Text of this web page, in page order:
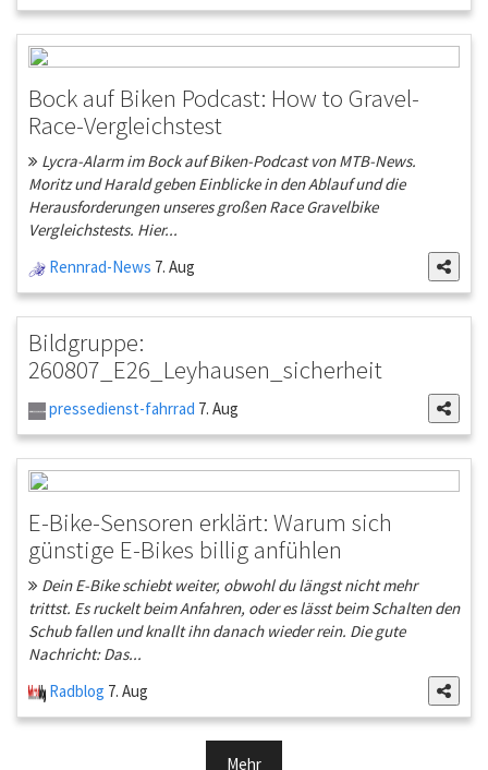
Bock auf Biken Podcast: How to Gravel-
Race-Vergleichstest
Lycra-Alarm im Bock auf Biken-Podcast von MTB-News.
Moritz und Harald geben Einblicke in den Ablauf und die
Herausforderungen unseres großen Race Gravelbike
Vergleichstests. Hier...
Rennrad-News 7. Aug
Bildgruppe:
260807_E26_Leyhausen_sicherheit
pressedienst-fahrrad 7. Aug
E-Bike-Sensoren erklärt: Warum sich
günstige E-Bikes billig anfühlen
Dein E-Bike schiebt weiter, obwohl du längst nicht mehr
trittst. Es ruckelt beim Anfahren, oder es lässt beim Schalten den
Schub fallen und knallt ihn danach wieder rein. Die gute
Nachricht: Das...
Radblog 7. Aug
Mehr